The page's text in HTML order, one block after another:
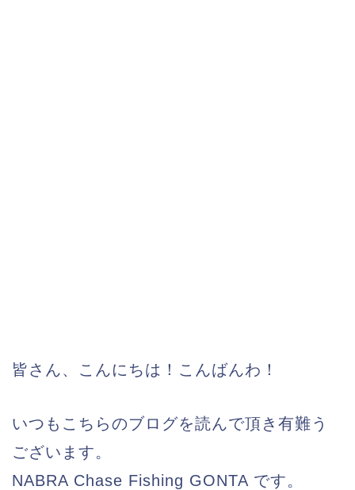
皆さん、こんにちは！こんばんわ！
いつもこちらのブログを読んで頂き有難う
ございます。
NABRA Chase Fishing GONTA です。